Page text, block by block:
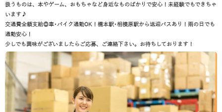
扱うものは、本やゲーム、おもちゃなど身近なものばかりで安心！未経験でもできちゃ
います♪
交通費全額支給◎車･バイク通勤OK！橋本駅･相模原駅から送迎バスあり！雨の日でも
通勤安心！
少しでも興味がございましたらご応募、ご連絡下さい。お待ちしております！